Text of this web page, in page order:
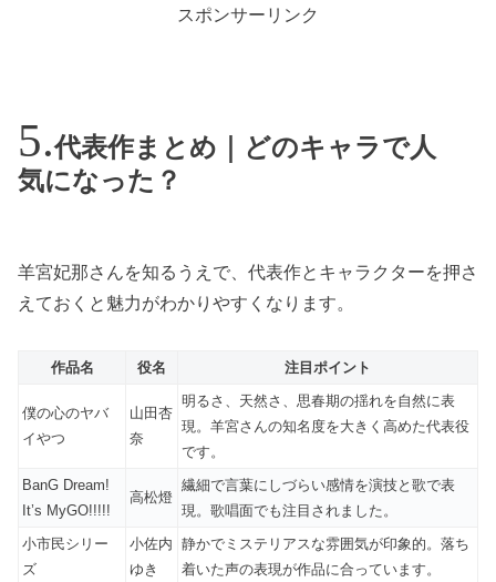
スポンサーリンク
代表作まとめ｜どのキャラで人
気になった？
羊宮妃那さんを知るうえで、代表作とキャラクターを押さ
えておくと魅力がわかりやすくなります。
作品名 役名 注目ポイント
僕の心のヤバ
イやつ
山田杏
奈
明るさ、天然さ、思春期の揺れを自然に表
現。羊宮さんの知名度を大きく高めた代表役
です。
BanG Dream!
It’s MyGO!!!!!
高松燈
繊細で言葉にしづらい感情を演技と歌で表
現。歌唱面でも注目されました。
小市民シリー
ズ
小佐内
ゆき
静かでミステリアスな雰囲気が印象的。落ち
着いた声の表現が作品に合っています。